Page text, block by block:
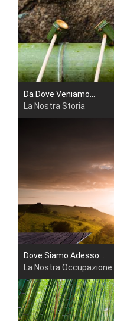
Da Dove Veniamo...
La Nostra Storia
Dove Siamo Adesso...
La Nostra Occupazione